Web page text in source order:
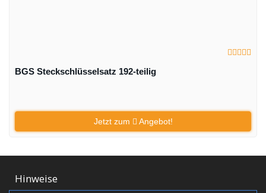
BGS Steckschlüsselsatz 192-teilig
Jetzt zum Angebot!
Hinweise